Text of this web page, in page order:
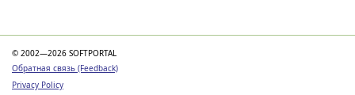
© 2002—2026 SOFTPORTAL
Обратная связь (Feedback)
Privacy Policy